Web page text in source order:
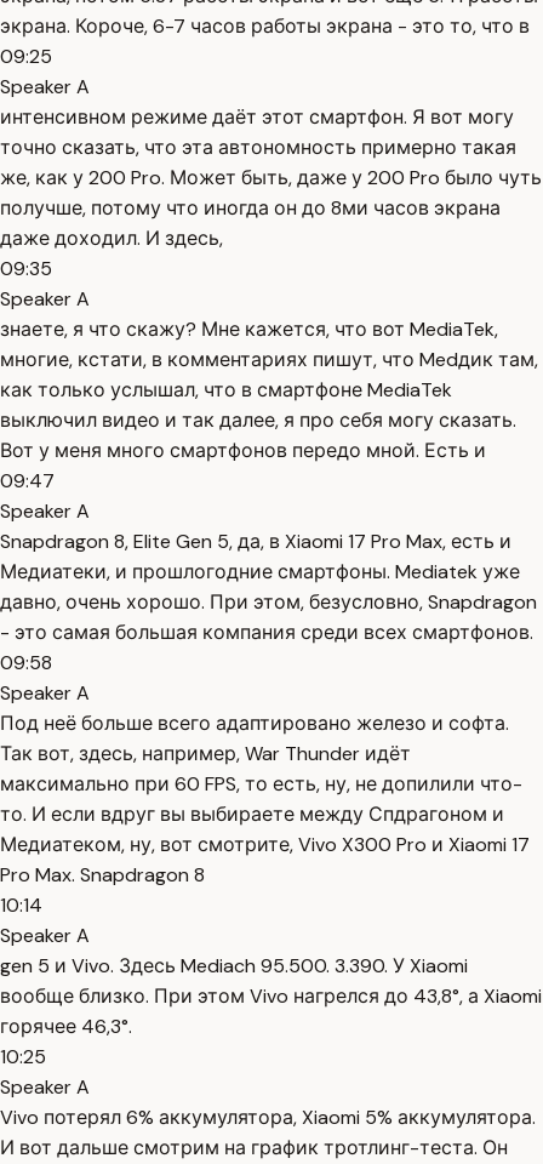
экрана. Короче, 6-7 часов работы экрана - это то, что в
09:25
Speaker A
интенсивном режиме даёт этот смартфон. Я вот могу
точно сказать, что эта автономность примерно такая
же, как у 200 Pro. Может быть, даже у 200 Pro было чуть
получше, потому что иногда он до 8ми часов экрана
даже доходил. И здесь,
09:35
Speaker A
знаете, я что скажу? Мне кажется, что вот MediaTek,
многие, кстати, в комментариях пишут, что Medдик там,
как только услышал, что в смартфоне MediaTek
выключил видео и так далее, я про себя могу сказать.
Вот у меня много смартфонов передо мной. Есть и
09:47
Speaker A
Snapdragon 8, Elite Gen 5, да, в Xiaomi 17 Pro Max, есть и
Медиатеки, и прошлогодние смартфоны. Mediatek уже
давно, очень хорошо. При этом, безусловно, Snapdragon
- это самая большая компания среди всех смартфонов.
09:58
Speaker A
Под неё больше всего адаптировано железо и софта.
Так вот, здесь, например, War Thunder идёт
максимально при 60 FPS, то есть, ну, не допилили что-
то. И если вдруг вы выбираете между Спдрагоном и
Медиатеком, ну, вот смотрите, Vivo X300 Pro и Xiaomi 17
Pro Max. Snapdragon 8
10:14
Speaker A
gen 5 и Vivo. Здесь Mediach 95.500. 3.390. У Xiaomi
вообще близко. При этом Vivo нагрелся до 43,8°, а Xiaomi
горячее 46,3°.
10:25
Speaker A
Vivo потерял 6% аккумулятора, Xiaomi 5% аккумулятора.
И вот дальше смотрим на график тротлинг-теста. Он